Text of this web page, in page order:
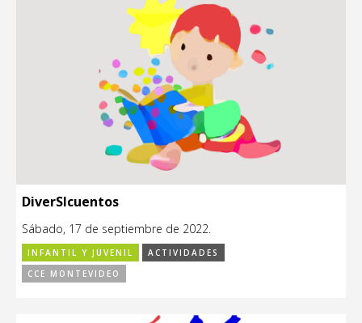
DiverSIcuentos
Sábado, 17 de septiembre de 2022.
INFANTIL Y JUVENIL
ACTIVIDADES
CCE MONTEVIDEO